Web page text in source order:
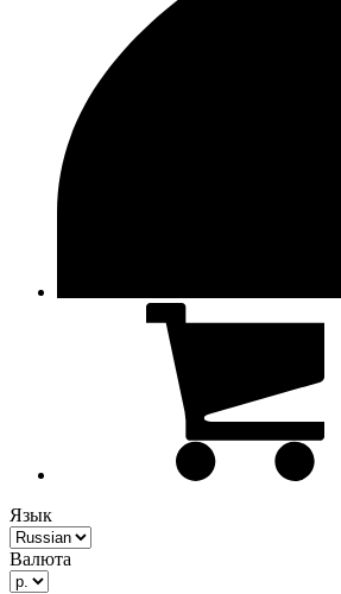
Язык
Валюта